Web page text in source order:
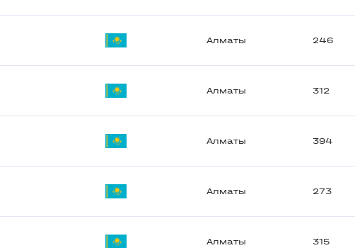
Алматы 246
Алматы 312
Алматы 394
Алматы 273
Алматы 315